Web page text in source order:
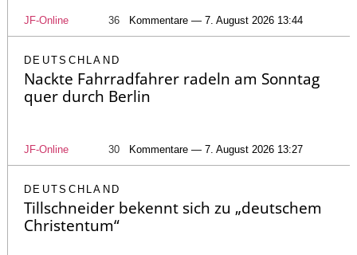
JF-Online 36 Kommentare — 7. August 2026 13:44
DEUTSCHLAND
Nackte Fahrradfahrer radeln am Sonntag
quer durch Berlin
JF-Online 30 Kommentare — 7. August 2026 13:27
DEUTSCHLAND
Tillschneider bekennt sich zu „deutschem
Christentum“